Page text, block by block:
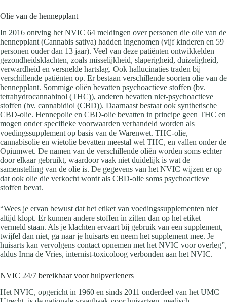
Olie van de hennepplant
In 2016 ontving het NVIC 64 meldingen over personen die olie van de
hennepplant (Cannabis sativa) hadden ingenomen (vijf kinderen en 59
personen ouder dan 13 jaar). Veel van deze patiënten ontwikkelden
gezondheidsklachten, zoals misselijkheid, slaperigheid, duizeligheid,
verwardheid en versnelde hartslag. Ook hallucinaties traden bij
verschillende patiënten op. Er bestaan verschillende soorten olie van de
hennepplant. Sommige oliën bevatten psychoactieve stoffen (bv.
tetrahydrocannabinol (THC)), anderen bevatten niet-psychoactieve
stoffen (bv. cannabidiol (CBD)). Daarnaast bestaat ook synthetische
CBD-olie. Hennepolie en CBD-olie bevatten in principe geen THC en
mogen onder specifieke voorwaarden verhandeld worden als
voedingssupplement op basis van de Warenwet. THC-olie,
cannabisolie en wietolie bevatten meestal wel THC, en vallen onder de
Opiumwet. De namen van de verschillende oliën worden soms echter
door elkaar gebruikt, waardoor vaak niet duidelijk is wat de
samenstelling van de olie is. De gegevens van het NVIC wijzen er op
dat ook olie die verkocht wordt als CBD-olie soms psychoactieve
stoffen bevat.
“Wees je ervan bewust dat het etiket van voedingssupplementen niet
altijd klopt. Er kunnen andere stoffen in zitten dan op het etiket
vermeld staan. Als je klachten ervaart bij gebruik van een supplement,
twijfel dan niet, ga naar je huisarts en neem het supplement mee. Je
huisarts kan vervolgens contact opnemen met het NVIC voor overleg”,
aldus Irma de Vries, internist-toxicoloog verbonden aan het NVIC.
NVIC 24/7 bereikbaar voor hulpverleners
Het NVIC, opgericht in 1960 en sinds 2011 onderdeel van het UMC